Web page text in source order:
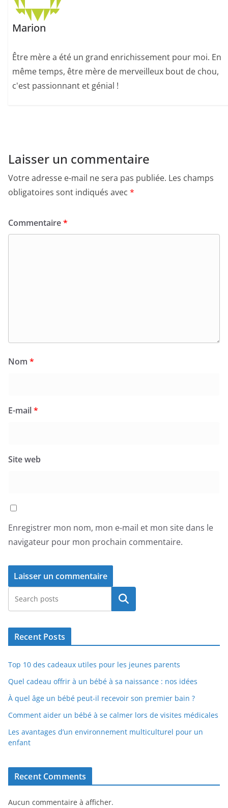
Marion
Être mère a été un grand enrichissement pour moi. En
même temps, être mère de merveilleux bout de chou,
c'est passionnant et génial !
Laisser un commentaire
Votre adresse e-mail ne sera pas publiée. Les champs
obligatoires sont indiqués avec *
Commentaire*
Nom *
E-mail*
Site web
Enregistrer mon nom, mon e-mail et mon site dans le
navigateur pour mon prochain commentaire.
Rechercher
Recent Posts
Top 10 des cadeaux utiles pour les jeunes parents
Quel cadeau offrir à un bébé à sa naissance : nos idées
À quel âge un bébé peut-il recevoir son premier bain ?
Comment aider un bébé à se calmer lors de visites médicales
Les avantages d’un environnement multiculturel pour un
enfant
Recent Comments
Aucun commentaire à afficher.